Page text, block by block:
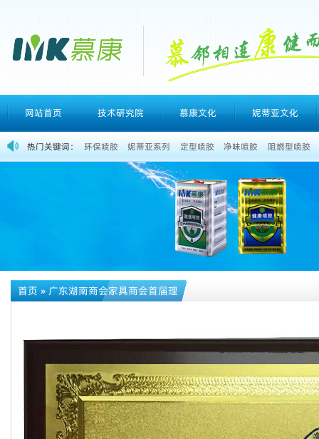
网站首页 技术研究院 慕康文化 妮蒂亚文化
热门关键词： 环保喷胶 妮蒂亚系列 定型喷胶 净味喷胶 阻燃型喷胶
首页»广东湖南商会家具商会首届理